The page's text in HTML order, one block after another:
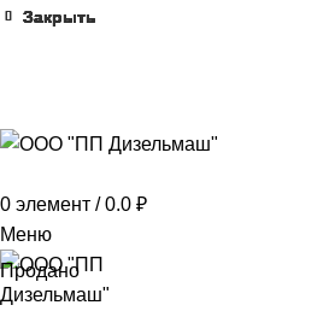
0 элемент / 0.0 ₽
Меню
Продано
Закрыть
Закрыть
Закрыть
Закрыть
Закрыть
Закрыть
Закрыть
Закрыть
Закрыть
Закрыть